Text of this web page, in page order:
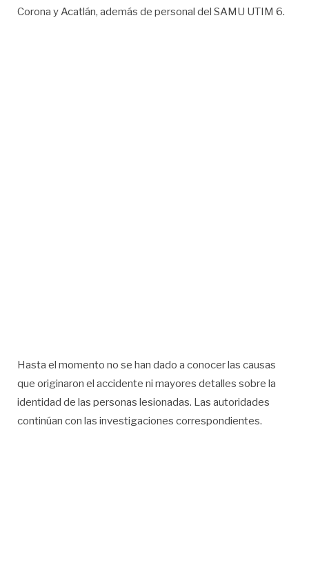
Corona y Acatlán, además de personal del SAMU UTIM 6.
Hasta el momento no se han dado a conocer las causas
que originaron el accidente ni mayores detalles sobre la
identidad de las personas lesionadas. Las autoridades
continúan con las investigaciones correspondientes.